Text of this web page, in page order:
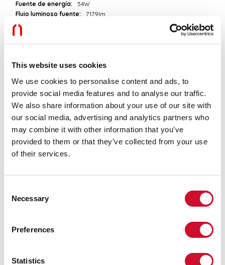
This website uses cookies
We use cookies to personalise content and ads, to
provide social media features and to analyse our traffic.
We also share information about your use of our site with
our social media, advertising and analytics partners who
may combine it with other information that you’ve
provided to them or that they’ve collected from your use
of their services.
Selection
Necessary
Preferences
Statistics
Fuente de energía:
54W
Flujo luminoso fuente:
7179lm
Temperatura de color:
Tolerancia del color:
3 Step MacAdam
Download
FOTOMETRÍAS
EXTRACTO DEL CATÁLOGO
CERTIFICACIONES CE